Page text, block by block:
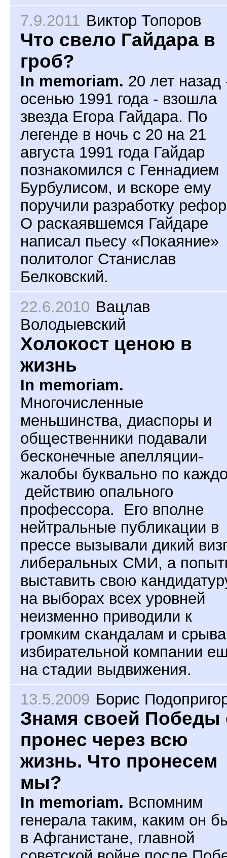
7.9.2011 Виктор Топоров
Что свело Гайдара в
гроб?
In memoriam. 20 лет назад
осенью 1991 года - взошла
звезда Егора Гайдара. По
легенде в ночь с 20 на 21
августа 1991 года Гайдар
познакомился с Геннадием
Бурбулисом, и вскоре ему
поручили разработку
О раскаявшемся Гайдаре
написал пьесу «Покаяние»
политолог Станислав
Белковский.
22.6.2010 Вацлав
Володыевский
Холокост ценою в
жизнь
In memoriam.
Многочисленные
меньшинства, диаспоры и
общественники подавали
бесконечные апелляции-
жалобы буквально по
действию опального
профессора.
Его вполне
нейтральные публикации в
прессе вызывали дикий
либеральных СМИ, а
выставить свою
на выборах всех уровней
неизменно приводили к
громким скандалам и
избирательной компании
на стадии выдвижения.
13.5.2009 Борис
Знамя своей Победы
пронес через всю
жизнь. Что пронесем
мы?
In memoriam. Вспомним
генерала таким, каким он
в Афганистане, главной